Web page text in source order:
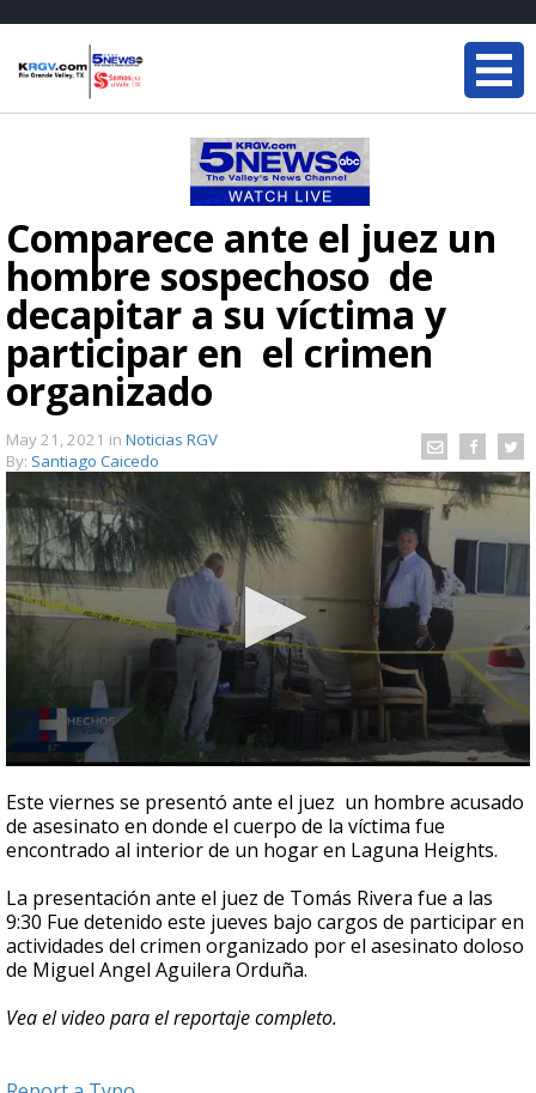
Comparece ante el juez un
hombre sospechoso de
decapitar a su víctima y
participar en el crimen
organizado
May 21, 2021 in Noticias RGV
By: Santiago Caicedo
seconds
of
1
minute,
seconds
Este viernes se presentó ante el juez un hombre acusado
de asesinato en donde el cuerpo de la víctima fue
encontrado al interior de un hogar en Laguna Heights.
La presentación ante el juez de Tomás Rivera fue a las
9:30 Fue detenido este jueves bajo cargos de participar en
actividades del crimen organizado por el asesinato doloso
de Miguel Angel Aguilera Orduña.
Vea el video para el reportaje completo.